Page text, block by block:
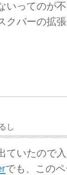
いってのが
クバーの拡
し
ていたので
でも、この